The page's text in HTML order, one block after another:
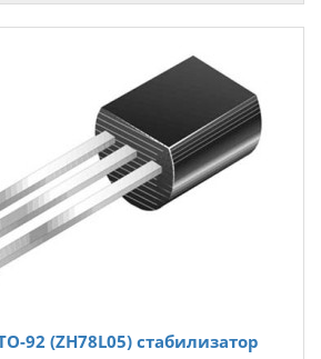
92 (ZH78L05) стабилизатор